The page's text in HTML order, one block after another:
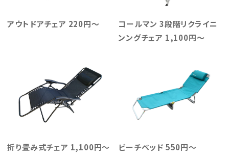
アウトドアチェア 220円～
コールマン 3段階リクライニ
ンングチェア 1,100円～
折り畳み式チェア 1,100円～ ビーチベッド 550円～